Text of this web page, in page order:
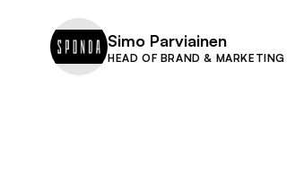
Simo Parviainen
HEAD OF BRAND & MARKETING